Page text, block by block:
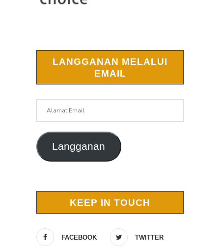
LANGGANAN MELALUI
EMAIL
Langganan
KEEP IN TOUCH
FACEBOOK TWITTER